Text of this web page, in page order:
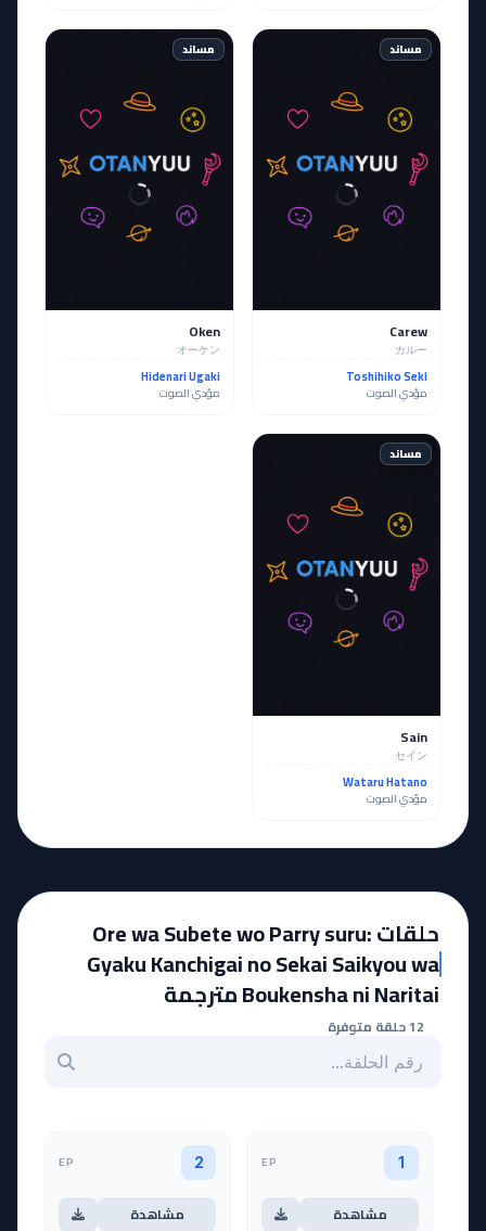
مساند
Carew
カルー
Toshihiko Seki
مؤدي الصوت
مساند
Oken
オーケン
Hidenari Ugaki
مؤدي الصوت
مساند
Sain
セイン
Wataru Hatano
مؤدي الصوت
حلقات Ore wa Subete wo Parry suru:
Gyaku Kanchigai no Sekai Saikyou wa
Boukensha ni Naritai مترجمة
12 حلقة متوفرة
بحث عن حلقة بالرقم
1
EP
مشاهدة
2
EP
مشاهدة